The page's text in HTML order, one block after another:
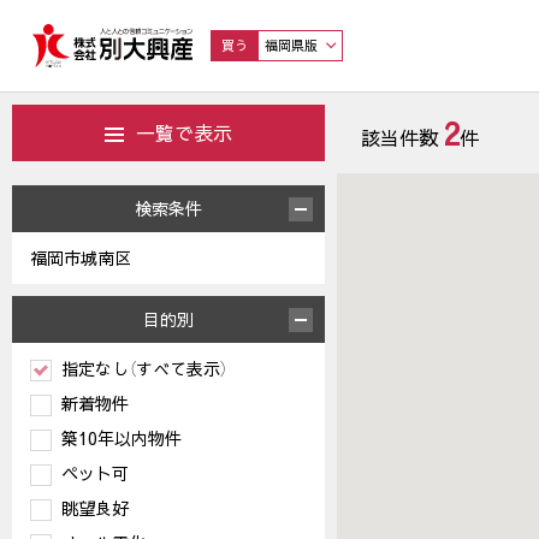
買う 福岡県版
一覧で表示 該当件数 2件
検索条件
福岡市城南区
目的別
指定なし（すべて表示）
新着物件
築10年以内物件
ペット可
眺望良好